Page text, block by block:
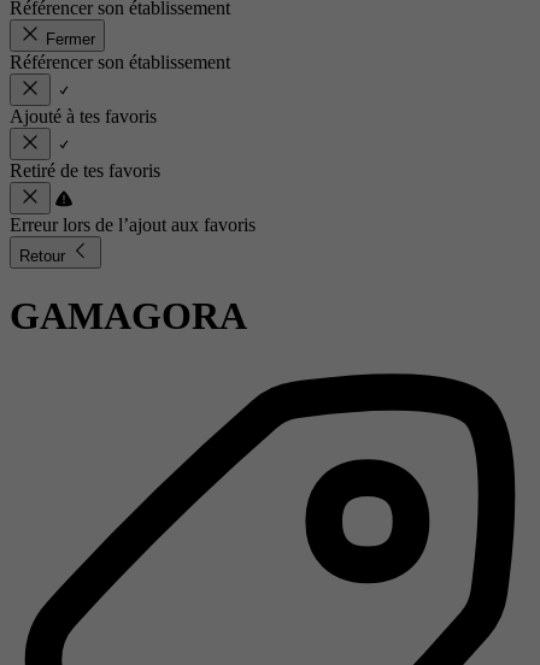
Référencer son établissement
Fermer
Référencer son établissement
Ajouté à tes favoris
Retiré de tes favoris
Erreur lors de l’ajout aux favoris
Retour
GAMAGORA